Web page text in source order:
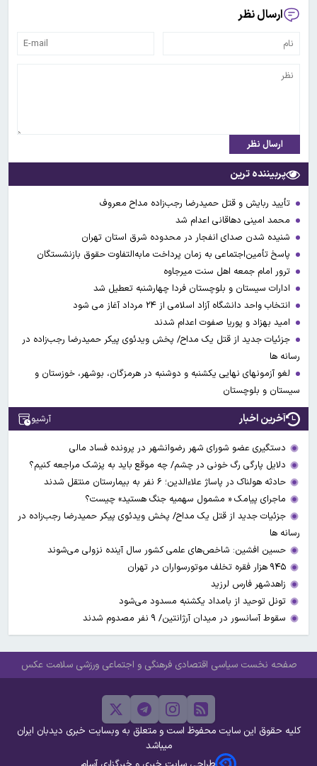
ارسال نظر
ارسال نظر
پربیننده ترین
تأیید ربایش و قتل حمیدرضا رجب‌زاده مداح معروف
محمد امینی دهاقانی اعدام شد
شنیده شدن صدای انفجار در محدوده شرق استان تهران
پاسخ تأمین‌اجتماعی به زمان پرداخت مابه‌التفاوت حقوق بازنشستگان
ترور امام جمعه اهل سنت میرجاوه
ادارات سیستان و بلوچستان فردا چهارشنبه تعطیل شد
انتخاب واحد دانشگاه آزاد اسلامی از ۲۴ مرداد آغاز می شود
امید بهزاد و پوریا صفوت اعدام شدند
جزئیات جدید از قتل یک مداح/ پخش ویدئوی پیکر حمیدرضا رجب‌زاده در
رسانه ها
لغو آزمونهای نهایی یکشنبه و دوشنبه در هرمزگان، بوشهر، خوزستان و
سیستان و بلوچستان
آخرین اخبار آرشیو
دستگیری عضو شورای شهر رضوانشهر در پرونده فساد مالی
دلایل پارگی رگ خونی در چشم/ چه موقع باید به پزشک مراجعه کنیم؟
حادثه هولناک در پاساژ علاءالدین؛ ۶ نفر به بیمارستان منتقل شدند
ماجرای پیامک « مشمول سهمیه جنگ هستید» چیست؟
جزئیات جدید از قتل یک مداح/ پخش ویدئوی پیکر حمیدرضا رجب‌زاده در
رسانه ها
حسین افشین: شاخص‌های علمی کشور سال آینده نزولی می‌شوند
۹۴۵ هزار فقره تخلف موتورسواران در تهران
زاهدشهر فارس لرزید
تونل توحید از بامداد یکشنبه مسدود می‌شود
سقوط آسانسور در میدان آرژانتین/ ۹ نفر مصدوم شدند
صفحه نخست سیاسی اقتصادی فرهنگی و اجتماعی ورزشی سلامت عکس
کلیه حقوق این سایت محفوظ است و متعلق به وبسایت خبری دیدبان ایران
میباشد